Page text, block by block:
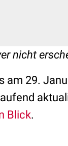
nicht
am 29.
Blick.